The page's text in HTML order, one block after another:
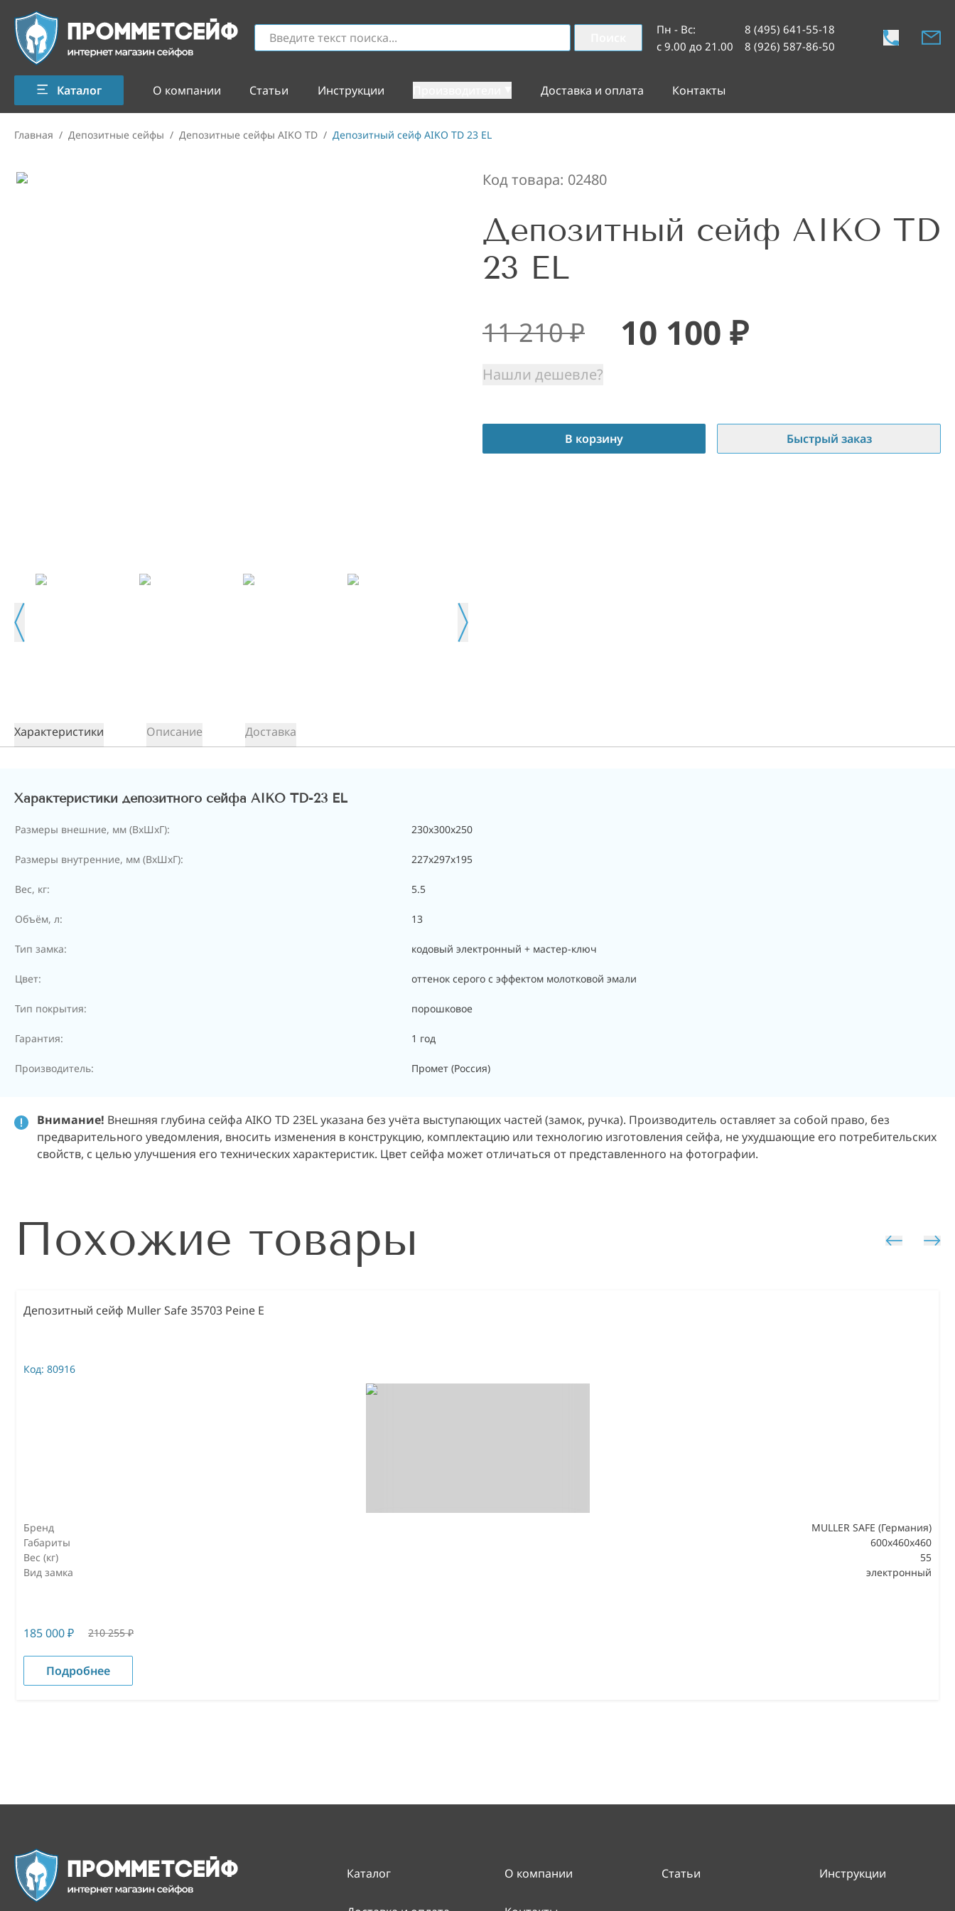
Пн - Вс:
с 9.00 до 21.00
8 (495) 641-55-18
8 (926) 587-86-50
Каталог О компании Статьи Инструкции Доставка и оплата Контакты
Главная / Депозитные сейфы / Депозитные сейфы AIKO TD / Депозитный сейф AIKO TD 23 EL
Код товара: 02480
Депозитный сейф AIKO TD
23 EL
11 210₽ 10 100 ₽
Нашли дешевле?
В корзину Быстрый заказ
Характеристики Описание Доставка
Характеристики депозитного сейфа AIKO TD-23 EL
Размеры внешние, мм (ВхШхГ): 230x300x250
Размеры внутренние, мм (ВхШхГ): 227x297x195
Вес, кг: 5.5
Объём, л: 13
Тип замка: кодовый электронный + мастер-ключ
Цвет: оттенок серого с эффектом молотковой эмали
Тип покрытия: порошковое
Гарантия: 1 год
Производитель: Промет (Россия)
Внимание! Внешняя глубина сейфа AIKO TD 23ELуказана без учёта выступающих частей (замок, ручка). Производитель оставляет за собой право, без
предварительного уведомления, вносить изменения в конструкцию, комплектацию или технологию изготовления сейфа, не ухудшающие его потребительских
свойств, с целью улучшения его технических характеристик. Цвет сейфа может отличаться от представленного на фотографии.
Похожие товары
Депозитный сейф Muller Safe 35703 Peine E
Код: 80916
Бренд
MULLER SAFE (Германия)
Габариты
600x460x460
Вес (кг)
55
Вид замка
электронный
185 000₽ 210 255₽
Подробнее
Каталог О компании Статьи Инструкции